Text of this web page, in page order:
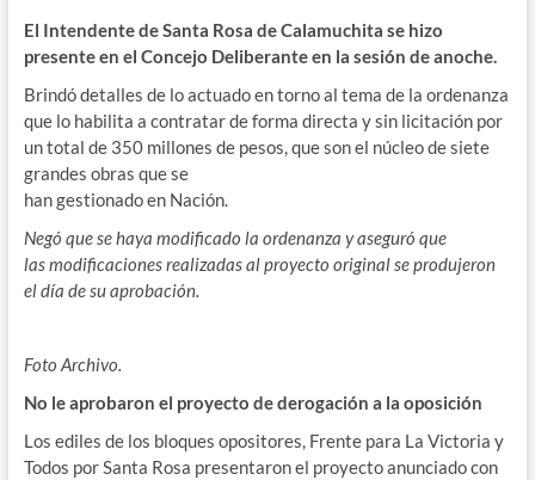
El Intendente de Santa Rosa de Calamuchita se hizo
presente en el Concejo Deliberante en la sesión de anoche.
Brindó detalles de lo actuado en torno al tema de la ordenanza
que lo habilita a contratar de forma directa y sin licitación por
un total de 350 millones de pesos, que son el núcleo de siete
grandes obras que se
han gestionado en Nación.
Negó que se haya modificado la ordenanza y aseguró que
las modificaciones realizadas al proyecto original se produjeron
el día de su aprobación.
Foto Archivo.
No le aprobaron el proyecto de derogación a la oposición
Los ediles de los bloques opositores, Frente para La Victoria y
Todos por Santa Rosa presentaron el proyecto anunciado con